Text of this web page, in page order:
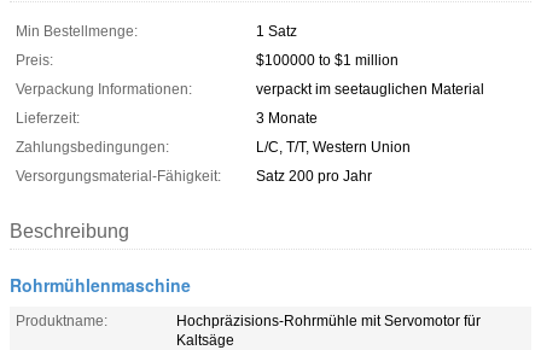
Min Bestellmenge:
1 Satz
Preis:
$100000 to $1 million
Verpackung Informationen:
verpackt im seetauglichen Material
Lieferzeit:
3 Monate
Zahlungsbedingungen:
L/C, T/T, Western Union
Versorgungsmaterial-Fähigkeit:
Satz 200 pro Jahr
Beschreibung
Rohrmühlenmaschine
Produktname:
Hochpräzisions-Rohrmühle mit Servomotor für
Kaltsäge